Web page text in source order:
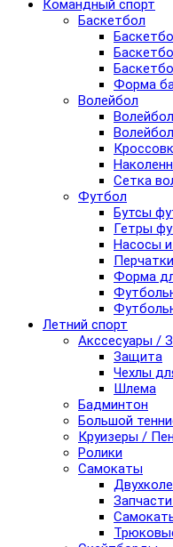
Командный спорт
Баскетбол
Форма
Волейбол
Сетка
Футбол
Бутсы
Гетры
Насосы
Форма
Летний спорт
Акссесуары /
Защита
Чехлы
Шлема
Бадминтон
Большой
Круизеры /
Ролики
Самокаты